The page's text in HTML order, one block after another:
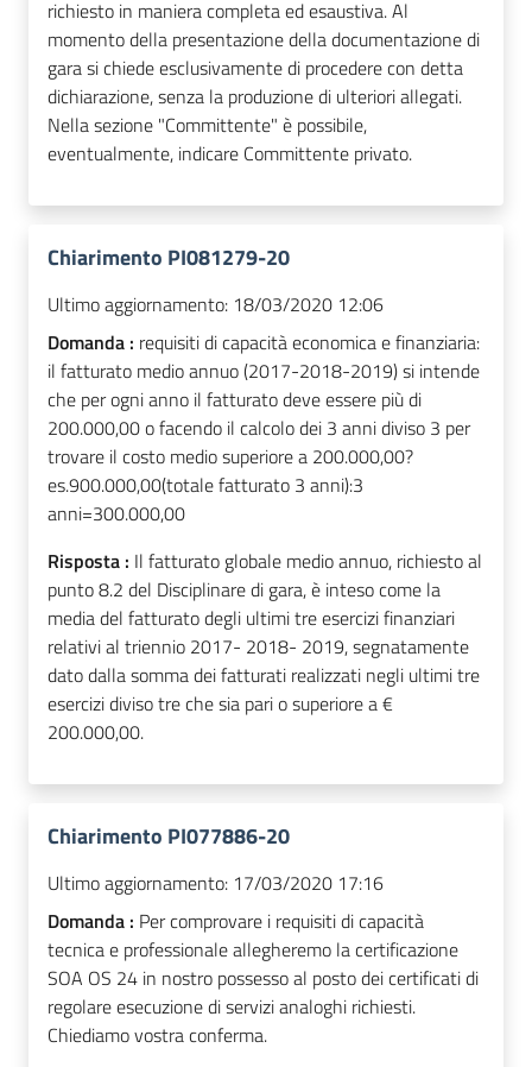
richiesto in maniera completa ed esaustiva. Al
momento della presentazione della documentazione di
gara si chiede esclusivamente di procedere con detta
dichiarazione, senza la produzione di ulteriori allegati.
Nella sezione "Committente" è possibile,
eventualmente, indicare Committente privato.
Chiarimento PI081279-20
Ultimo aggiornamento: 18/03/2020 12:06
Domanda : requisiti di capacità economica e finanziaria:
il fatturato medio annuo (2017-2018-2019) si intende
che per ogni anno il fatturato deve essere più di
200.000,00 o facendo il calcolo dei 3 anni diviso 3 per
trovare il costo medio superiore a 200.000,00?
es.900.000,00(totale fatturato 3 anni):3
anni=300.000,00
Risposta : Il fatturato globale medio annuo, richiesto al
punto 8.2 del Disciplinare di gara, è inteso come la
media del fatturato degli ultimi tre esercizi finanziari
relativi al triennio 2017- 2018- 2019, segnatamente
dato dalla somma dei fatturati realizzati negli ultimi tre
esercizi diviso tre che sia pari o superiore a €
200.000,00.
Chiarimento PI077886-20
Ultimo aggiornamento: 17/03/2020 17:16
Domanda : Per comprovare i requisiti di capacità
tecnica e professionale allegheremo la certificazione
SOA OS 24 in nostro possesso al posto dei certificati di
regolare esecuzione di servizi analoghi richiesti.
Chiediamo vostra conferma.